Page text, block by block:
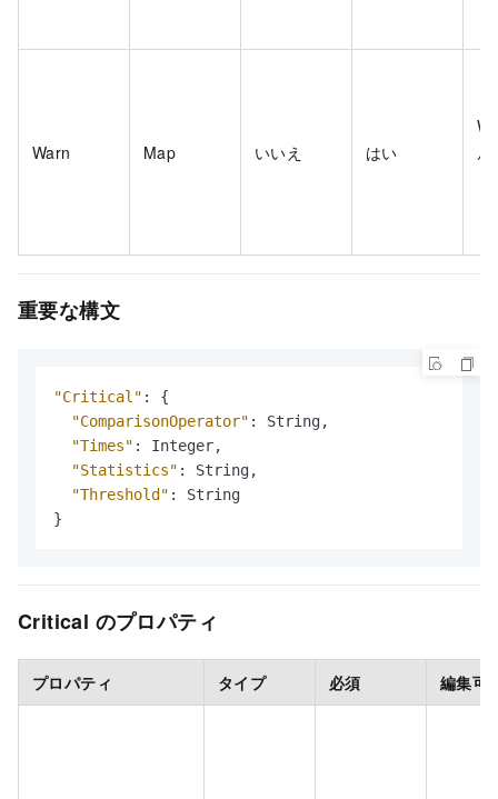
Warn Map いいえ はい
ル
重要な構文
"Critical" :
{
"ComparisonOperator" : String,
"Times" : Integer,
"Statistics" : String,
"Threshold" :
}
Critical のプロパティ
プロパティ タイプ 必須 編集可